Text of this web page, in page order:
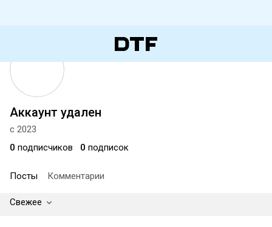
Аккаунт удален
с 2023
0 подписчиков 0 подписок
Посты Комментарии
Свежее